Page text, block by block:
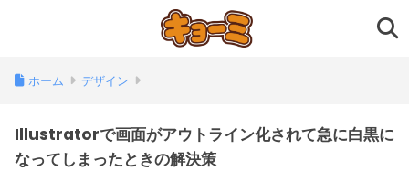
ホーム デザイン
Illustratorで画面がアウトライン化されて急に白黒に
なってしまったときの解決策